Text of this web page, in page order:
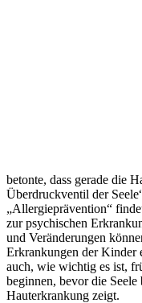
betonte, dass gerade die
Überdruckventil der
„Allergieprävention“
zur psychischen
und Veränderungen
Erkrankungen der Kinder
auch, wie wichtig es ist,
beginnen, bevor die
Hauterkrankung zeigt.